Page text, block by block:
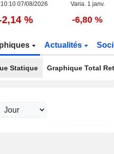
07/08/2026 Varia. 1 janv.
2,14 % -6,80 %
Actualités
Statique Graphique Total